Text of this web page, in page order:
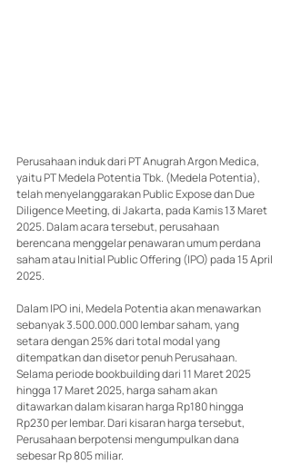
Perusahaan induk dari PT Anugrah Argon Medica,
yaitu PT Medela Potentia Tbk. (Medela Potentia),
telah menyelanggarakan Public Expose dan Due
Diligence Meeting, di Jakarta, pada Kamis 13 Maret
2025. Dalam acara tersebut, perusahaan
berencana menggelar penawaran umum perdana
saham atau Initial Public Offering (IPO) pada 15 April
2025.
Dalam IPO ini, Medela Potentia akan menawarkan
sebanyak 3.500.000.000 lembar saham, yang
setara dengan 25% dari total modal yang
ditempatkan dan disetor penuh Perusahaan.
Selama periode bookbuilding dari 11 Maret 2025
hingga 17 Maret 2025, harga saham akan
ditawarkan dalam kisaran harga Rp180 hingga
Rp230 per lembar. Dari kisaran harga tersebut,
Perusahaan berpotensi mengumpulkan dana
sebesar Rp 805 miliar.